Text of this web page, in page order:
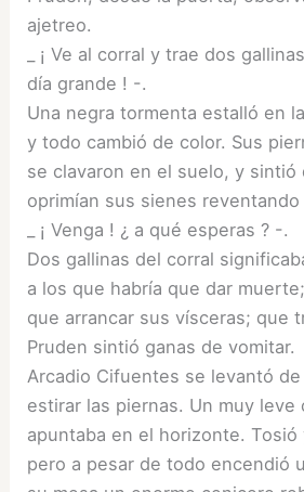
ajetreo.
_ ¡ Ve al corral y trae dos
día grande ! -.
Una negra tormenta estalló en
y todo cambió de color. Sus
se clavaron en el suelo, y sintió
oprimían sus sienes
_ ¡ Venga ! ¿ a qué esperas ? -.
Dos gallinas del corral
a los que habría que dar
que arrancar sus vísceras; que
Pruden sintió ganas de vomitar.
Arcadio Cifuentes se levantó
estirar las piernas. Un muy leve
apuntaba en el horizonte. Tosió
pero a pesar de todo encendió